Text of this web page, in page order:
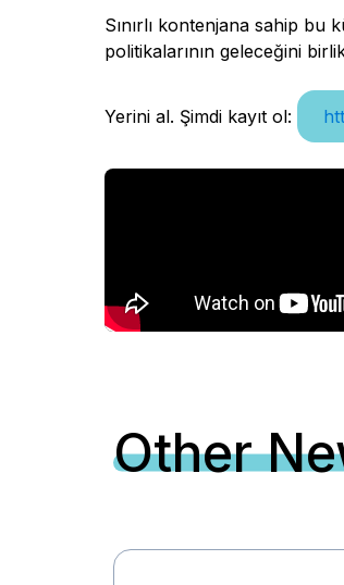
Sınırlı kontenjana sahip bu
politikalarının geleceğini
Yerini al. Şimdi kayıt ol:
Other